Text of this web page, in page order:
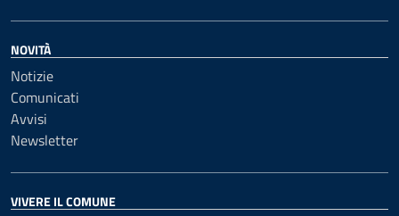
NOVITÀ
Notizie
Comunicati
Avvisi
Newsletter
VIVERE IL COMUNE